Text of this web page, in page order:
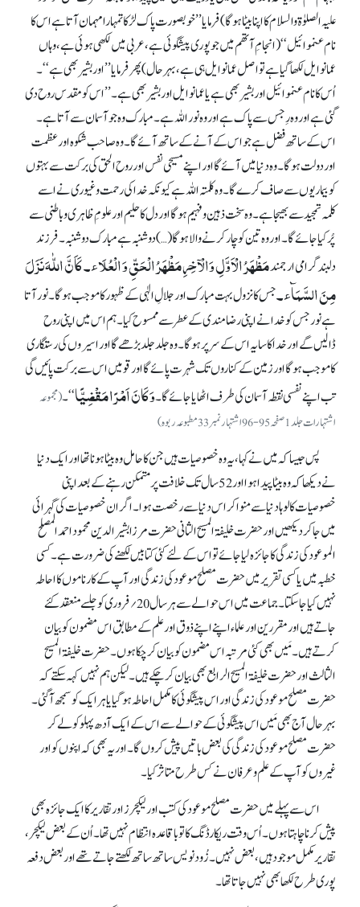
علیہ الصلوٰۃ والسلام کا اپنا بیٹا ہو گا) فرمایا ’’خوبصورت پاک لڑکا تمہارا مہمان آتا ہے اس کا
نام عنموائیل‘‘ (انجامِ آتھم میں جو پوری پیشگوئی ہے، عربی میں لکھی ہوئی ہے، وہاں
عمانوایل لکھا گیا ہے تو اصل عمانوایل ہی ہے، بہر حال) پھر فرمایا ’’اور بشیر بھی ہے‘‘۔
اُس کا نام عنموائیل اور بشیر بھی ہے یا عمانوایل اور بشیر بھی ہے۔ ’’اس کو مقدس روح دی
گئی ہے اور وہ رِجس سے پاک ہے اور وہ نور اللہ ہے۔ مبارک وہ جو آسمان سے آتا ہے۔
اس کے ساتھ فضل ہے جو اس کے آنے کے ساتھ آئے گا۔ وہ صاحب شکوہ اور عظمت
اور دولت ہوگا۔ وہ دنیا میں آئے گا اور اپنے مسیحی نفس اور روح الحق کی برکت سے بہتوں
کو بیماریوں سے صاف کرے گا۔ وہ کلمتہ اللہ ہے کیونکہ خدا کی رحمت و غیوری نے اسے
کلمہ تمجید سے بھیجا ہے۔ وہ سخت ذہین و فہیم ہوگا اور دل کا حلیم اور علومِ ظاہری و باطنی سے
پُر کیا جائے گا۔ اور وہ تین کو چار کرنے والا ہوگا (…) دو شنبہ ہے مبارک دو شنبہ۔ فرزند
دلبند گرامی ارجمندمَظْہَرُ الْاَوَّلِ وَالْآخِرِ مَظْہَرُ الْحَقِّ وَ الْعُلَاء۔ کَاَنَّ اللّٰہَ نَزَلَ
مِنَ السَّمَآء۔جس کا نزول بہت مبارک اور جلالِ الٰہی کے ظہور کا موجب ہوگا۔ نور آتا
ہے نور جس کو خدا نے اپنی رضامندی کے عطر سے ممسوح کیا۔ ہم اس میں اپنی روح
ڈالیں گے اور خدا کا سایہ اس کے سر پر ہوگا۔ وہ جلد جلد بڑھے گا اور اسیروں کی رستگاری
کا موجب ہوگا اور زمین کے کناروں تک شہرت پائے گا اور قومیں اس سے برکت پائیں گی
تب اپنے نفسی نقطہ آسمان کی طرف اٹھایا جائے گا۔وَکَانَ اَمْرًا مَقْضِیًّا‘‘۔(مجموعہ
اشتہارات جلد1صفحہ95-96 اشتہار نمبر33مطبوعہ ربوہ)
پس جیسا کہ میں نے کہا، یہ وہ خصوصیات ہیں جن کا حامل وہ بیٹا ہونا تھا اور ایک دنیا
نے دیکھا کہ وہ بیٹا پیدا ہوا اور 52 سال تک خلافت پر متمکن رہنے کے بعد اپنی
خصوصیات کا لوہا دنیا سے منوا کر اس دنیا سے رخصت ہوا۔ اگر ان خصوصیات کی گہرائی
میں جا کر دیکھیں اور حضرت خلیفۃ المسیح الثانی حضرت مرزا بشیر الدین محمود احمد المصلح
الموعود کی زندگی کا جائزہ لیا جائے تو اس کے لئے کئی کتابیں لکھنے کی ضرورت ہے۔ کسی
خطبہ میں یا کسی تقریر میں حضرت مصلح موعود کی زندگی اور آپ کے کارناموں کا احاطہ
نہیں کیا جا سکتا۔ جماعت میں اس حوالے سے ہر سال 20؍فروری کو جلسے منعقد کئے
جاتے ہیں اور مقررین اور علماء اپنے اپنے ذوق اور علم کے مطابق اس مضمون کو بیان
کرتے ہیں۔ مَیں بھی کئی مرتبہ اس مضمون کو بیان کر چکا ہوں۔ حضرت خلیفۃ المسیح
الثالث اور حضرت خلیفۃ المسیح الرابع بھی بیان کر چکے ہیں۔ لیکن ہم نہیں کہہ سکتے کہ
حضرت مصلح موعود کی زندگی اور اس پیشگوئی کا مکمل احاطہ ہو گیا یا ہر ایک کو سمجھ آ گئی۔
بہر حال آج بھی مَیں اس پیشگوئی کے حوالے سے اس کے ایک آدھ پہلو کو لے کر
حضرت مصلح موعود کی زندگی کی بعض باتیں پیش کروں گا۔ اور یہ بھی کہ اپنوں کو اور
غیروں کو آپ کے علم و عرفان نے کس طرح متاثر کیا۔
اس سے پہلے میں حضرت مصلح موعود کی کتب اور لیکچرز اور تقاریر کا ایک جائزہ بھی
پیش کرنا چاہتا ہوں۔ اُس وقت ریکارڈنگ کا تو باقاعدہ انتظام نہیں تھا۔ اُن کے بعض لیکچر،
تقاریر مکمل موجود ہیں، بعض نہیں۔ زُود نویس ساتھ ساتھ لکھتے جاتے تھے اور بعض دفعہ
پوری طرح لکھا بھی نہیں جاتا تھا۔